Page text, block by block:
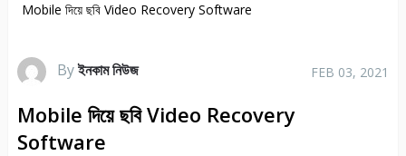
Mobile দিয়ে ছবি Video Recovery Software
Byইনকাম নিউজ FEB 03, 2021
Mobile দিয়ে ছবি Video Recovery
Software